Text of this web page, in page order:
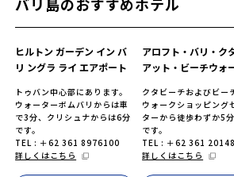
バリ島のおすすめホテル
ヒルトン ガーデン イン バ
リ ングラ ライ エアポート
トゥバン中心部にあります。
ウォーターボムバリからは車
で3分、クリシュナからは6分
です。
TEL : ＋62 361 8976100
詳しくはこちら
アロフト・バリ・ク
アット・ビーチウォ
クタビーチおよびビー
ウォークショッピング
ターから徒歩わずか5
です。
TEL : ＋62 361
詳しくはこちら